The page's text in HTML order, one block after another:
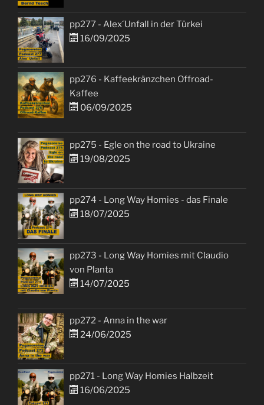
pp277 - Alex´Unfall in der Türkei
16/09/2025
pp276 - Kaffeekränzchen Offroad-
Kaffee
06/09/2025
pp275 - Egle on the road to Ukraine
19/08/2025
pp274 - Long Way Homies - das Finale
18/07/2025
pp273 - Long Way Homies mit Claudio
von Planta
14/07/2025
pp272 - Anna in the war
24/06/2025
pp271 - Long Way Homies Halbzeit
16/06/2025